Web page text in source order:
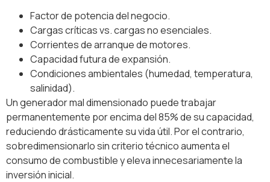
Factor de potencia del negocio.
Cargas críticas vs. cargas no esenciales.
Corrientes de arranque de motores.
Capacidad futura de expansión.
Condiciones ambientales (humedad, temperatura,
salinidad).
Un generador mal dimensionado puede trabajar
permanentemente por encima del 85% de su capacidad,
reduciendo drásticamente su vida útil. Por el contrario,
sobredimensionarlo sin criterio técnico aumenta el
consumo de combustible y eleva innecesariamente la
inversión inicial.